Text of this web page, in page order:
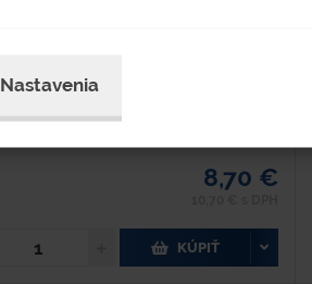
8,70 €
KÚPIŤ
Nastavenia